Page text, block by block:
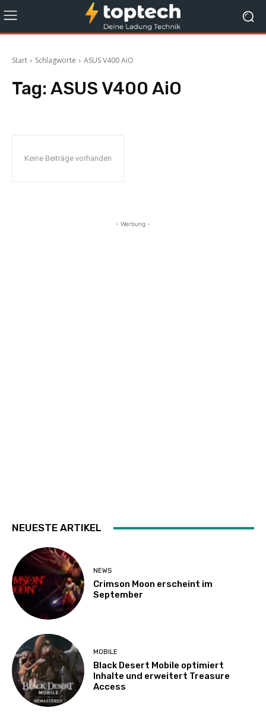
Start Schlagworte ASUS V400 AiO
Tag: ASUS V400 AiO
Keine Beiträge vorhanden
- Werbung -
NEUESTE ARTIKEL
NEWS
Crimson Moon erscheint im
September
MOBILE
Black Desert Mobile optimiert
Inhalte und erweitert Treasure
Access